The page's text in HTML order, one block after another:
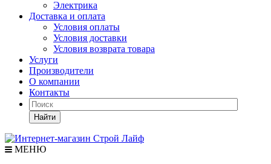
Электрика
Доставка и оплата
Условия оплаты
Условия доставки
Условия возврата товара
Услуги
Производители
О компании
Контакты
Найти
МЕНЮ